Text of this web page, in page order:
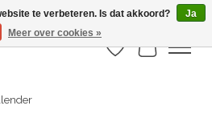
constructie | let op: Verzenden vanaf 29
Verlanglijst
te verbeteren. Is dat akkoord?
Ja
Meer over cookies »